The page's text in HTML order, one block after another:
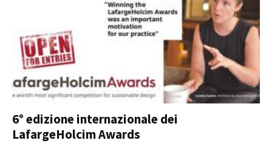
6° edizione internazionale dei
LafargeHolcim Awards